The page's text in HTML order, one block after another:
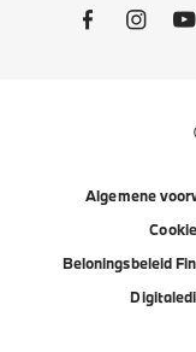
Social Links
Algemene
Beloningsbeleid